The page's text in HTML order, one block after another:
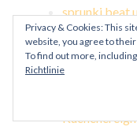
sprunki beat
Anonymzu
Privacy & Cookies: This
website, you agree to their
To find out more,
Richtlinie